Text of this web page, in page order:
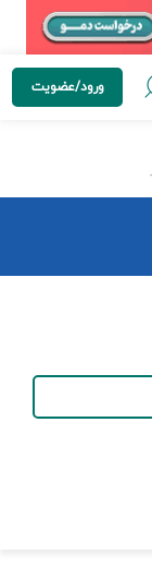
ورود/عضویت